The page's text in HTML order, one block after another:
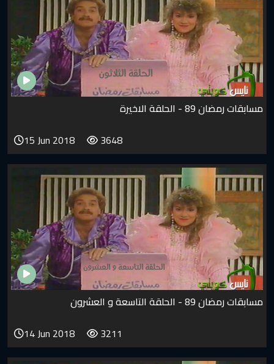
مسابقات رمضان 89 - الحلقة الاخيرة
3648
15 Jun 2018
مسابقات رمضان 89 - الحلقة التاسعة و العشرون
3211
14 Jun 2018